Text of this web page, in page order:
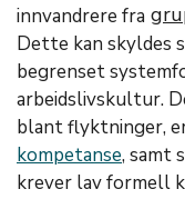
innvandrere fra
Dette kan skyldes
begrenset
arbeidslivskultur.
blant flyktninger,
kompetanse, samt
krever lav formell